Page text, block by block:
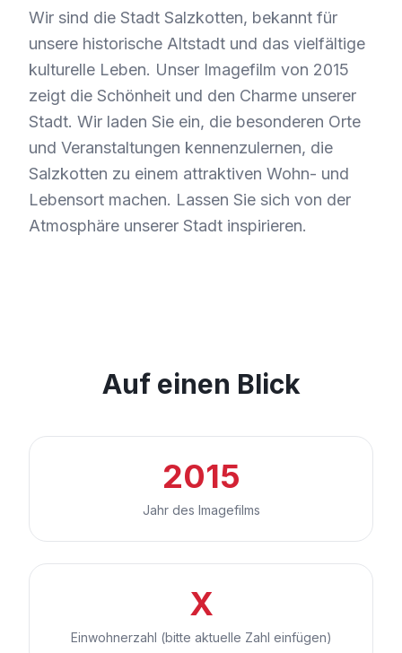
Wir sind die Stadt Salzkotten, bekannt für
unsere historische Altstadt und das vielfältige
kulturelle Leben. Unser Imagefilm von 2015
zeigt die Schönheit und den Charme unserer
Stadt. Wir laden Sie ein, die besonderen Orte
und Veranstaltungen kennenzulernen, die
Salzkotten zu einem attraktiven Wohn- und
Lebensort machen. Lassen Sie sich von der
Atmosphäre unserer Stadt inspirieren.
Auf einen Blick
2015
Jahr des Imagefilms
X
Einwohnerzahl (bitte aktuelle Zahl einfügen)